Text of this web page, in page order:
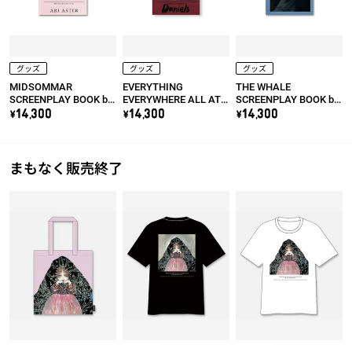
グッズ
MIDSOMMAR
SCREENPLAY BOOK by
Ari Aster
\14,300
グッズ
EVERYTHING
EVERYWHERE ALL AT
ONCE SCREENPLAY
\14,300
グッズ
THE WHALE
SCREENPLAY BOOK by
Darren Aronofsky
\14,300
まもなく販売終了